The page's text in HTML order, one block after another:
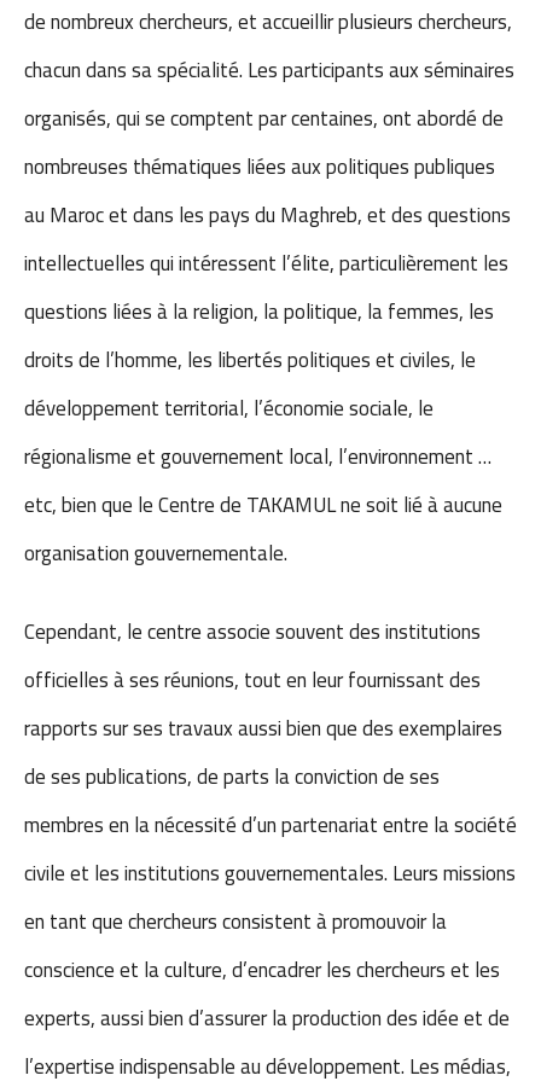
de nombreux chercheurs, et accueillir plusieurs chercheurs,
chacun dans sa spécialité. Les participants aux séminaires
organisés, qui se comptent par centaines, ont abordé de
nombreuses thématiques liées aux politiques publiques
au Maroc et dans les pays du Maghreb, et des questions
intellectuelles qui intéressent l’élite, particulièrement les
questions liées à la religion, la politique, la femmes, les
droits de l’homme, les libertés politiques et civiles, le
développement territorial, l’économie sociale, le
régionalisme et gouvernement local, l’environnement …
etc, bien que le Centre de TAKAMUL ne soit lié à aucune
organisation gouvernementale.
Cependant, le centre associe souvent des institutions
officielles à ses réunions, tout en leur fournissant des
rapports sur ses travaux aussi bien que des exemplaires
de ses publications, de parts la conviction de ses
membres en la nécessité d’un partenariat entre la société
civile et les institutions gouvernementales. Leurs missions
en tant que chercheurs consistent à promouvoir la
conscience et la culture, d’encadrer les chercheurs et les
experts, aussi bien d’assurer la production des idée et de
l’expertise indispensable au développement. Les médias,